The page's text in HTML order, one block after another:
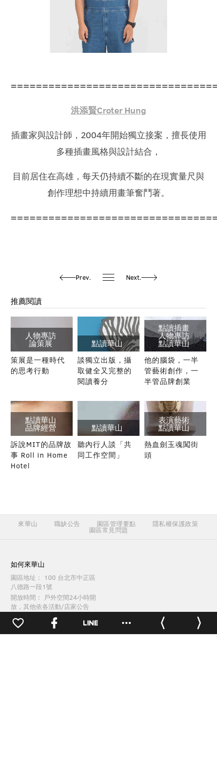
洪添賢Croter Hung
插畫家與設計師，2004年開始獨立接案，擅長使用
多種插畫風格與設計結合，
目前居住在高雄，每天仍持續不斷的在現實量尺與
創作理想中持續用畫筆奮鬥著。
Prev. Next.
推薦閱讀
人物專訪
論策展
策展是一種時代
的思考行動
點讀華山
談獨立出版，攝
取健全又完整的
閱讀養分
點讀插畫
人物專訪
點讀華山
他的腦袋，一半
管藝術創作，一
半管品牌創業
點讀華山
品牌經營
訴說MIT的品牌故
事 Roll in Home
Hotel
點讀華山
聽內行人談「共
同工作空間」
表演藝術
點讀華山
熱血劍玉魂闖街
頭
來華山 職缺公告 園區管理要點 隱私權保護政策
園區常見問題
如何來華山
園區地址：
100 台北市中正區
八德路一段1號
開放時間：
戶外空間24小時開
放，其他依各活動/店家公告
交通方式
園區地圖
洽公(場地租借)聯繫